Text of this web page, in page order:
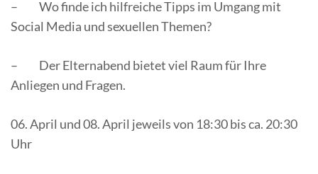
– Wo finde ich hilfreiche Tipps im Umgang mit
Social Media und sexuellen Themen?
– Der Elternabend bietet viel Raum für Ihre
Anliegen und Fragen.
06. April und 08. April jeweils von 18:30 bis ca. 20:30
Uhr